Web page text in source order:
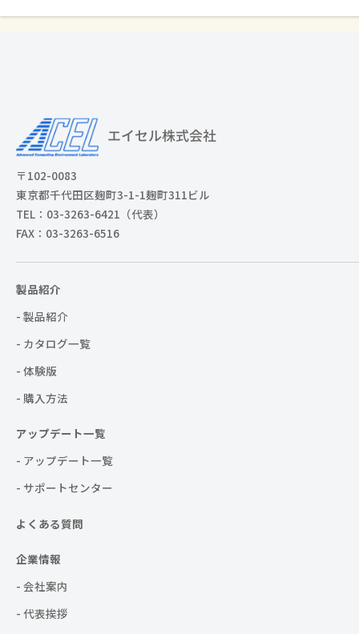
〒102-0083
東京都千代田区麹町3-1-1麹町311ビル
TEL：03-3263-6421（代表）
FAX：03-3263-6516
製品紹介
- 製品紹介
- カタログ一覧
- 体験版
- 購入方法
アップデート一覧
- アップデート一覧
- サポートセンター
よくある質問
企業情報
- 会社案内
- 代表挨拶